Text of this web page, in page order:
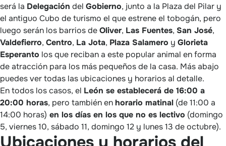
será la Delegación del Gobierno, junto a la Plaza del Pilar y
el antiguo Cubo de turismo el que estrene el tobogán, pero
luego serán los barrios deOliver, Las Fuentes, San José,
Valdefierro, Centro, La Jota, Plaza Salamero y Glorieta
Esperanto los que reciban a este popular animal en forma
de atracción para los más pequeños de la casa. Más abajo
puedes ver todas las ubicaciones y horarios al detalle.
En todos los casos, el León se establecerá de 16:00 a
20:00 horas, pero también enhorario matinal (de 11:00 a
14:00 horas) en los días en los que no es lectivo (domingo
5, viernes 10, sábado 11, domingo 12 y lunes 13 de octubre).